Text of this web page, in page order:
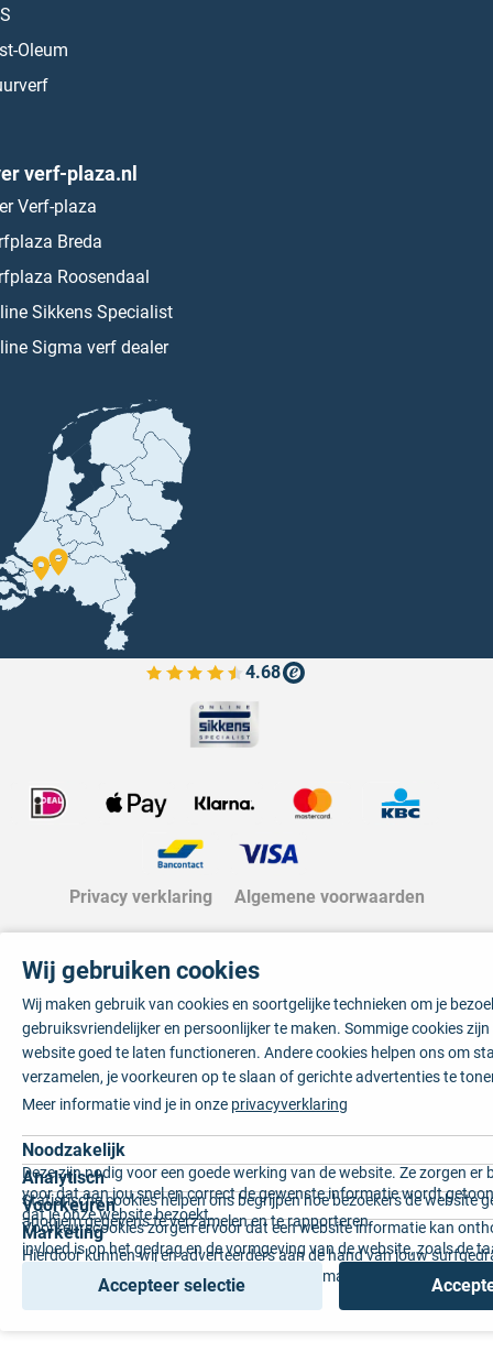
Oleum
verf-plaza.nl
Verf-plaza
Breda
Roosendaal
Sikkens Specialist
Sigma verf dealer
4.68
Bekijk de verfplaza beoordelingen
Privacy verklaring Algemene voorwaarden
Wij gebruiken cookies
Wij maken gebruik van cookies en soortgelijke technieken om je
gebruiksvriendelijker en persoonlijker te maken. Sommige cookies
website goed te laten functioneren. Andere cookies helpen ons om
verzamelen, je voorkeuren op te slaan of gerichte advertenties te
Meer informatie vind je in onze privacyverklaring
Noodzakelijk
Deze zijn nodig voor een goede werking van de website. Ze zorgen er
voor dat aan jou snel en correct de gewenste informatie wordt
dat je onze website bezoekt.
Analytisch
Statistische cookies helpen ons begrijpen hoe bezoekers de website
anoniem gegevens te verzamelen en te rapporteren.
Voorkeuren
Voorkeurscookies zorgen ervoor dat een website informatie kan
invloed is op het gedrag en de vormgeving van de website, zoals de
Marketing
Hierdoor kunnen wij en adverteerders aan de hand van jouw
gepersonaliseerde online advertenties en op maat gemaakte content
Accepteer selectie